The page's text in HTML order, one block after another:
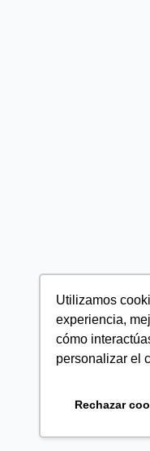
Utilizamos
experiencia,
cómo
personalizar el
Rechazar